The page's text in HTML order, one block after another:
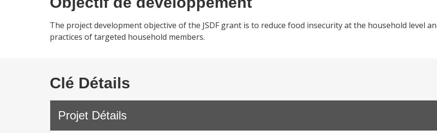
The project development objective of the JSDF grant is to reduce food insecurity at the household level
practices of targeted household members.
Clé Détails
Projet Détails